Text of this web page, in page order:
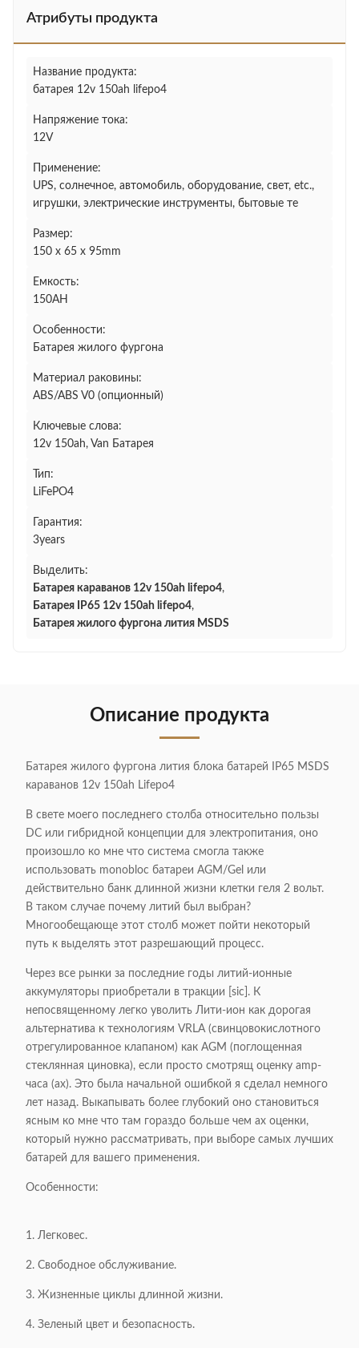
Атрибуты продукта
Название продукта:
батарея 12v 150ah lifepo4
Напряжение тока:
12V
Применение:
UPS, солнечное, автомобиль, оборудование, свет, etc.,
игрушки, электрические инструменты, бытовые те
Размер:
150 x 65 x 95mm
Емкость:
150AH
Особенности:
Батарея жилого фургона
Материал раковины:
ABS/ABS V0 (опционный)
Ключевые слова:
12v 150ah, Van Батарея
Тип:
LiFePO4
Гарантия:
3years
Выделить:
Батарея караванов 12v 150ah lifepo4,
Батарея IP65 12v 150ah lifepo4,
Батарея жилого фургона лития MSDS
Описание продукта
Батарея жилого фургона лития блока батарей IP65 MSDS
караванов 12v 150ah Lifepo4
В свете моего последнего столба относительно пользы
DC или гибридной концепции для электропитания, оно
произошло ко мне что система смогла также
использовать monobloc батареи AGM/Gel или
действительно банк длинной жизни клетки геля 2 вольт.
В таком случае почему литий был выбран?
Многообещающе этот столб может пойти некоторый
путь к выделять этот разрешающий процесс.
Через все рынки за последние годы литий-ионные
аккумуляторы приобретали в тракции [sic]. К
непосвященному легко уволить Лити-ион как дорогая
альтернатива к технологиям VRLA (свинцовокислотного
отрегулированное клапаном) как AGM (поглощенная
стеклянная циновка), если просто смотрящ оценку amp-
часа (ах). Это была начальной ошибкой я сделал немного
лет назад. Выкапывать более глубокий оно становиться
ясным ко мне что там гораздо больше чем ах оценки,
который нужно рассматривать, при выборе самых лучших
батарей для вашего применения.
Особенности:
1. Легковес.
2. Свободное обслуживание.
3. Жизненные циклы длинной жизни.
4. Зеленый цвет и безопасность.